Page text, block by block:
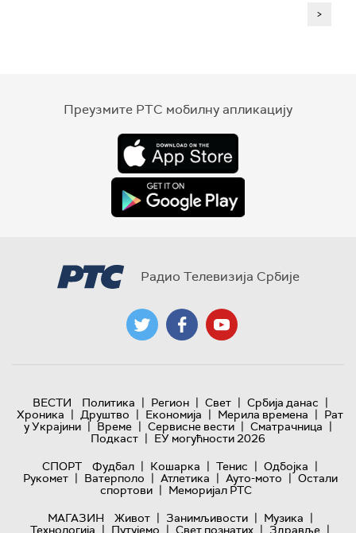
>
Преузмите РТС мобилну апликацију
Радио Телевизија Србије
ВЕСТИ Политика | Регион | Свет | Србија данас |
Хроника | Друштво | Економија | Мерила времена | Рат
у Украјини | Време | Сервисне вести | Сматрачница |
Подкаст | ЕУ могућности 2026
СПОРТ
Фудбал | Кошарка | Тенис | Одбојка |
Рукомет | Ватерполо | Атлетика | Ауто-мото | Остали
спортови | Меморијал РТС
МАГАЗИН
Живот | Занимљивости | Музика |
Технологијa | Путујемо | Свет познатих | Здравље |